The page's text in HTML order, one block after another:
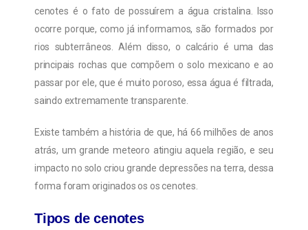
cenotes é o fato de possuírem a água cristalina. Isso
ocorre porque, como já informamos, são formados por
rios subterrâneos. Além disso, o calcário é uma das
principais rochas que compõem o solo mexicano e ao
passar por ele, que é muito poroso, essa água é filtrada,
saindo extremamente transparente.
Existe também a história de que, há 66 milhões de anos
atrás, um grande meteoro atingiu aquela região, e seu
impacto no solo criou grande depressões na terra, dessa
forma foram originados os os cenotes.
Tipos de cenotes